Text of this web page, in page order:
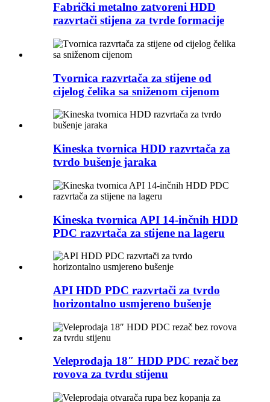
Fabrički metalno zatvoreni HDD
razvrtači stijena za tvrde formacije
Tvornica razvrtača za stijene od
cijelog čelika sa sniženom cijenom
Kineska tvornica HDD razvrtača za
tvrdo bušenje jaraka
Kineska tvornica API 14-inčnih HDD
PDC razvrtača za stijene na lageru
API HDD PDC razvrtači za tvrdo
horizontalno usmjereno bušenje
Veleprodaja 18″ HDD PDC rezač bez
rovova za tvrdu stijenu